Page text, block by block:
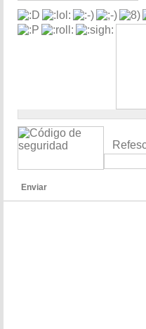
Enviar